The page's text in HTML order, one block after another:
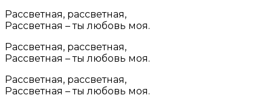
Рассветная, рассветная,
Рассветная – ты любовь моя.
Рассветная, рассветная,
Рассветная – ты любовь моя.
Рассветная, рассветная,
Рассветная – ты любовь моя.